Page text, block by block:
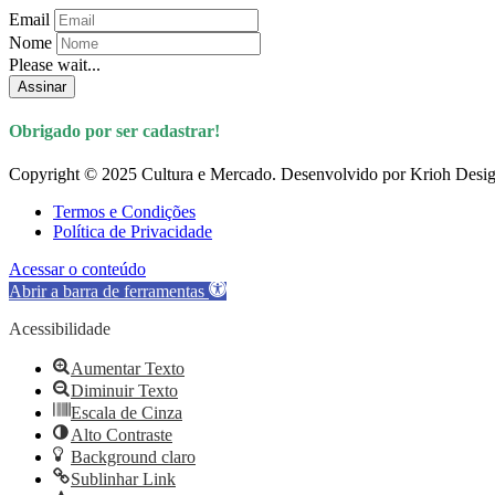
Email
Nome
Please wait...
Assinar
Obrigado por ser cadastrar!
Copyright © 2025 Cultura e Mercado. Desenvolvido por Krioh
Termos e Condições
Política de Privacidade
Acessar o conteúdo
Abrir a barra de ferramentas
Acessibilidade
Aumentar Texto
Diminuir Texto
Escala de Cinza
Alto Contraste
Background claro
Sublinhar Link